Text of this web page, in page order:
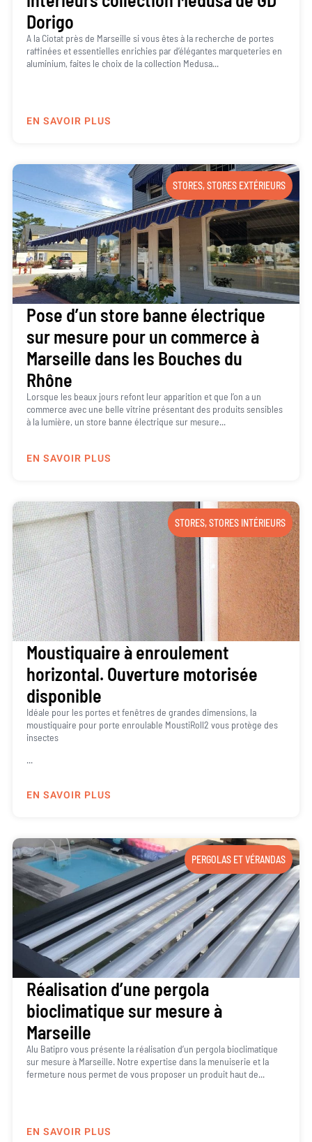
Dorigo
A la Ciotat près de Marseille si vous êtes à la recherche de portes
raffinées et essentielles enrichies par d’élégantes marqueteries en
aluminium, faites le choix de la collection Medusa...
EN SAVOIR PLUS
STORES,STORES EXTÉRIEURS
Pose d’un store banne électrique
sur mesure pour un commerce à
Marseille dans les Bouches du
Rhône
Lorsque les beaux jours refont leur apparition et que l’on a un
commerce avec une belle vitrine présentant des produits sensibles
à la lumière, un store banne électrique sur mesure...
EN SAVOIR PLUS
STORES,STORES INTÉRIEURS
Moustiquaire à enroulement
horizontal. Ouverture motorisée
disponible
Idéale pour les portes et fenêtres de grandes dimensions, la
moustiquaire pour porte enroulable MoustiRoll2 vous protège des
insectes
...
EN SAVOIR PLUS
PERGOLAS ET VÉRANDAS
Réalisation d’une pergola
bioclimatique sur mesure à
Marseille
Alu Batipro vous présente la réalisation d’un pergola bioclimatique
sur mesure à Marseille. Notre expertise dans la menuiserie et la
fermeture nous permet de vous proposer un produit haut de...
EN SAVOIR PLUS